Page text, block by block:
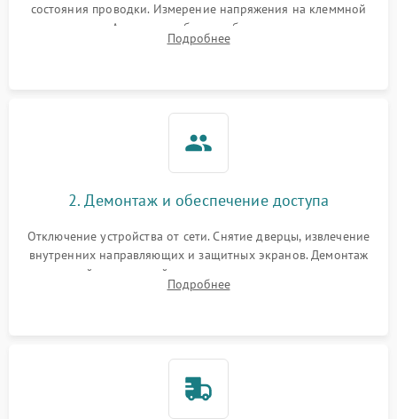
состояния проводки. Измерение напряжения на клеммной
колодке. Анализ жалоб на проблемы с нагревом,
конвекцией, панелью управления или блокировкой дверцы.
Подробнее
2. Демонтаж и обеспечение доступа
Отключение устройства от сети. Снятие дверцы, извлечение
внутренних направляющих и защитных экранов. Демонтаж
задней или верхней панели для прямого доступа к
нагревательным элементам, плате и вентиляторам.
Подробнее